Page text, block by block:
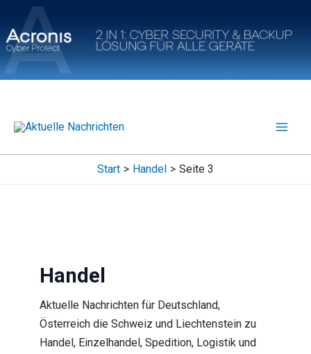
Inhalt
springen
Start Handel Seite 3
Handel
Aktuelle Nachrichten für Deutschland,
Österreich die Schweiz und Liechtenstein zu
Handel, Einzelhandel, Spedition, Logistik und